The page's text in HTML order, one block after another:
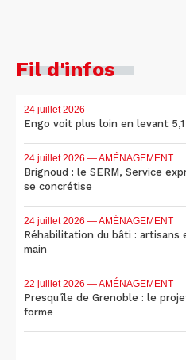
Fil d'infos
24 juillet 2026 —
Engo voit plus loin en levant
24 juillet 2026 — AMÉNAGEMENT
Brignoud : le SERM, Service
se concrétise
24 juillet 2026 — AMÉNAGEMENT
Réhabilitation du bâti : artisans
main
22 juillet 2026 — AMÉNAGEMENT
Presqu'île de Grenoble : le
forme